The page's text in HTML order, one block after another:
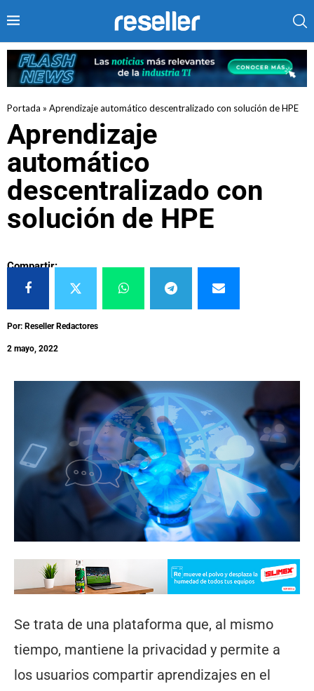
Portada » Aprendizaje automático descentralizado con solución de HPE
Aprendizaje
automático
descentralizado con
solución de HPE
Compartir:
Por: Reseller Redactores
2 mayo, 2022
Se trata de una plataforma que, al mismo
tiempo, mantiene la privacidad y permite a
los usuarios compartir aprendizajes en el